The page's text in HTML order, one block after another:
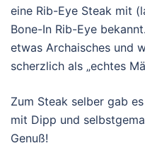
eine Rib-Eye Steak mit
Bone-In Rib-Eye
etwas Archaisches und
scherzlich als „echtes
Zum Steak selber gab
mit Dipp und
Genuß!